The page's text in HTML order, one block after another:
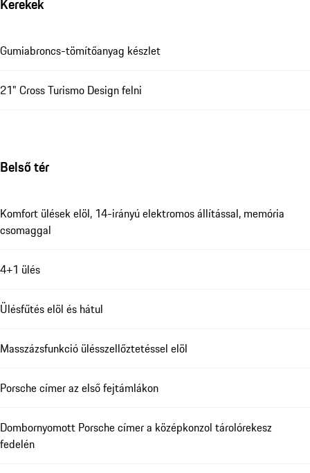
Kerekek
Gumiabroncs-tömítőanyag készlet
21" Cross Turismo Design felni
Belső tér
Komfort ülések elöl, 14-irányú elektromos állítással, memória
csomaggal
4+1 ülés
Ülésfűtés elöl és hátul
Masszázsfunkció ülésszellőztetéssel elöl
Porsche címer az első fejtámlákon
Dombornyomott Porsche címer a középkonzol tárolórekesz
fedelén